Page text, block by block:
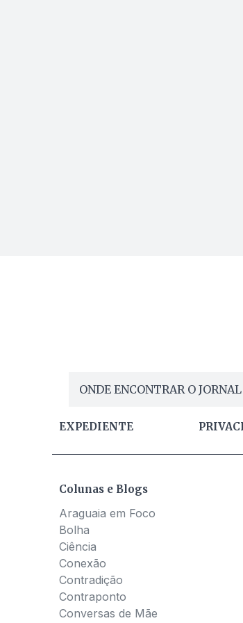
ONDE ENCONTRAR O
EXPEDIENTE
Colunas e Blogs
Araguaia em Foco
Bolha
Ciência
Conexão
Contradição
Contraponto
Conversas de Mãe